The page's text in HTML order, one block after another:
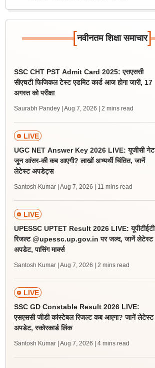
[नवीनतम शिक्षा समाचार]
SSC CHT PST Admit Card 2025: एसएससी
सीएचटी फिजिकल टेस्ट एडमिट कार्ड आज होगा जारी, 17
अगस्त को परीक्षा
Saurabh Pandey | Aug 7, 2026 | 2 mins read
LIVE
UGC NET Answer Key 2026 LIVE: यूजीसी नेट
जून आंसर-की कब आएगी? लाखों अभ्यर्थी चिंतित, जानें
लेटेस्ट अपडेट्स
Santosh Kumar | Aug 7, 2026 | 11 mins read
LIVE
UPESSC UPTET Result 2026 LIVE: यूपीटीईटी
रिजल्ट @upessc.up.gov.in पर जल्द, जानें लेटेस्ट
अपडेट, पासिंग मार्क्स
Santosh Kumar | Aug 7, 2026 | 2 mins read
LIVE
SSC GD Constable Result 2026 LIVE:
एसएससी जीडी कांस्टेबल रिजल्ट कब आएगा? जानें लेटेस्ट
अपडेट, स्कोरकार्ड लिंक
Santosh Kumar | Aug 7, 2026 | 4 mins read